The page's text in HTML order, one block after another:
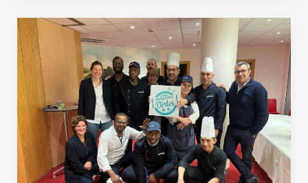
Le
restaurant
Sodexo
Covéa
Levallois
Paris
reçoit
le